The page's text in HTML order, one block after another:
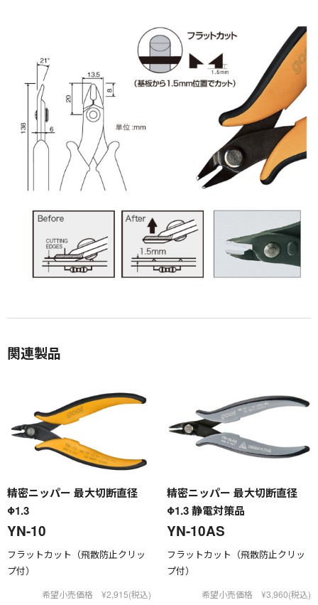
関連製品
精密ニッパー 最大切断直径
Φ1.3
YN-10
フラットカット（飛散防止クリッ
プ付）
希望小売価格 ¥2,915(税込)
精密ニッパー 最大切断直径
Φ1.3 静電対策品
YN-10AS
フラットカット（飛散防止クリッ
プ付）
希望小売価格 ¥3,960(税込)